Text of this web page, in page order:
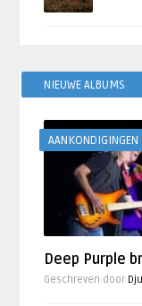
NIEUWE ALBUMS
AANKONDIGINGEN
Deep Purple
Geschreven door